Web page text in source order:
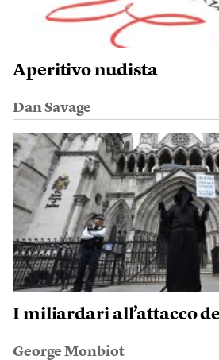
Aperitivo nudista
Dan Savage
I miliardari all’attacco
George Monbiot